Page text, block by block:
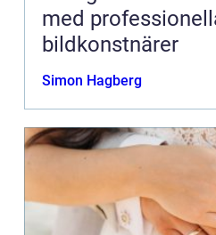
med
bildkonstnärer
Simon Hagberg